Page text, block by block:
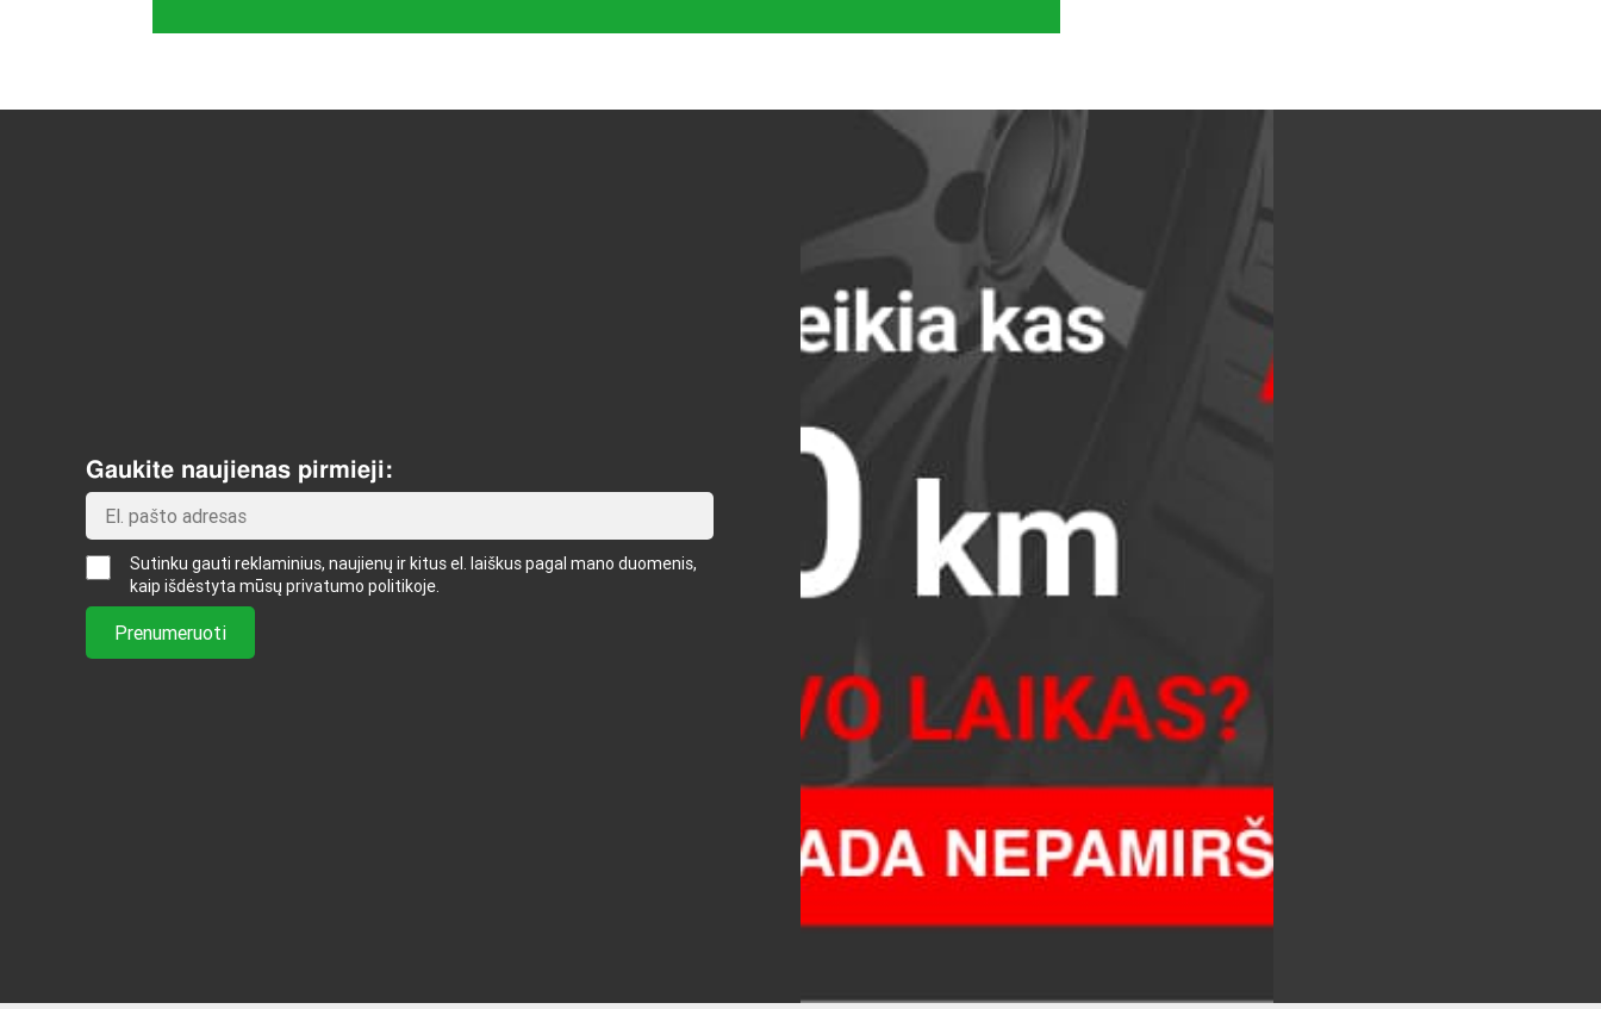
Gaukite naujienas pirmieji:
Sutinku gauti reklaminius, naujienų ir kitus el. laiškus pagal mano duomenis,
kaip išdėstyta mūsų privatumo politikoje.